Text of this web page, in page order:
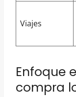
Viajes
Enfoque
compra